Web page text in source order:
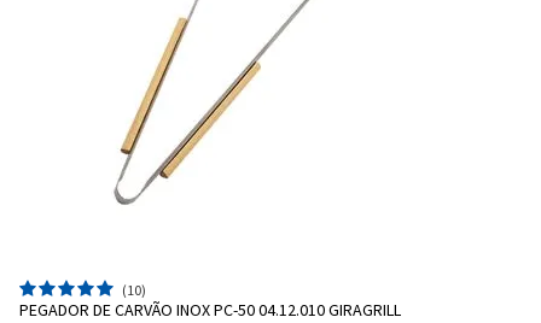
(10)
PEGADOR DE CARVÃO INOX PC-50 04.12.010 GIRAGRILL